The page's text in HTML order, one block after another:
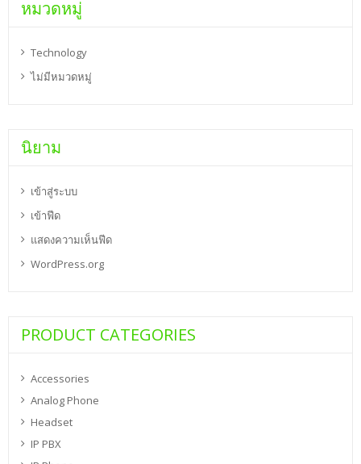
หมวดหมู่
Technology
ไม่มีหมวดหมู่
นิยาม
เข้าสู่ระบบ
เข้าฟีด
แสดงความเห็นฟีด
WordPress.org
PRODUCT CATEGORIES
Accessories
Analog Phone
Headset
IP PBX